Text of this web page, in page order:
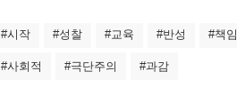
#시작 #성찰 #교육 #반성 #책임
#사회적 #극단주의 #과감